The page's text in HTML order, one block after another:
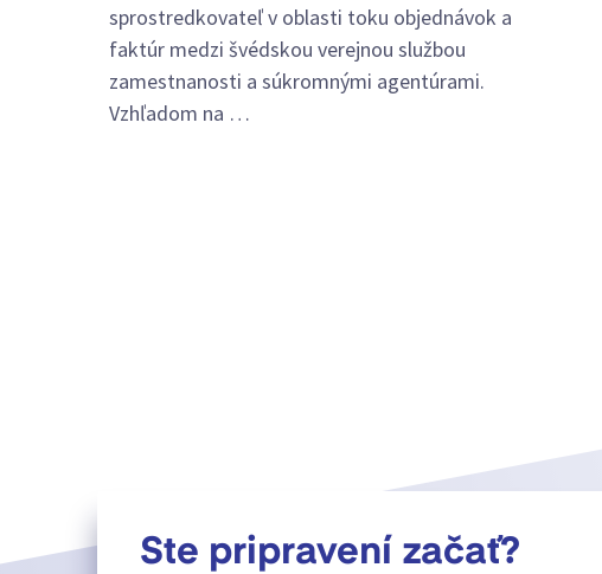
sprostredkovateľ v oblasti toku objednávok a
faktúr medzi švédskou verejnou službou
zamestnanosti a súkromnými agentúrami.
Vzhľadom na …
Ste pripravení začať?